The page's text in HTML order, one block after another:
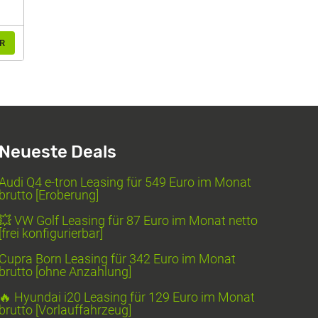
Deals
Q4 e-tron Leasing für 549 Euro im Monat
[Eroberung]
VW Golf Leasing für 87 Euro im Monat netto
konfigurierbar]
Born Leasing für 342 Euro im Monat
[ohne Anzahlung]
Hyundai i20 Leasing für 129 Euro im Monat
[Vorlauffahrzeug]